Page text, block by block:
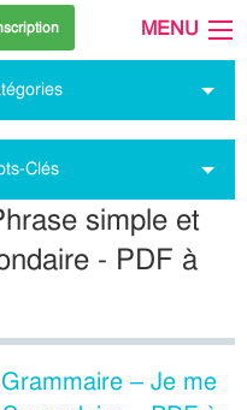
MENU
Clés
simple et
- PDF à
– Je me